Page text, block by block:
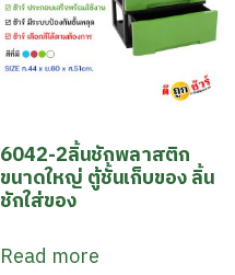
6042-2ลิ้นชักพลาสติก
ขนาดใหญ่ ตู้ชั้นเก็บของ ลิ้น
ชักใส่ของ
Read more